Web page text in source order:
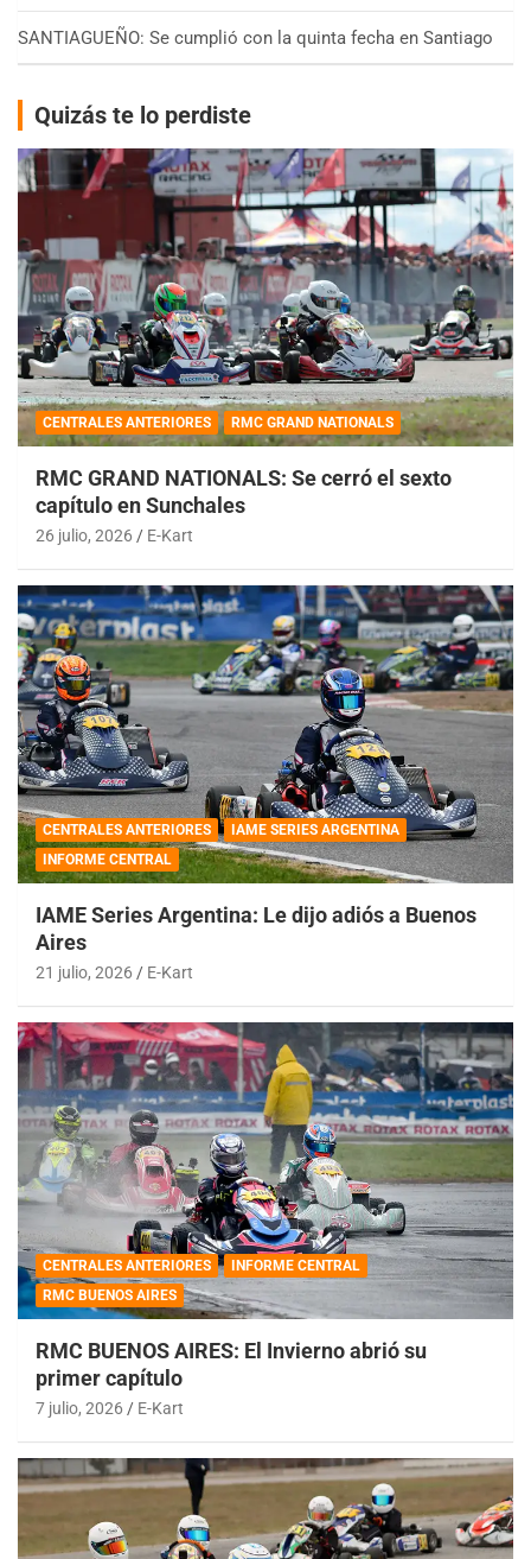
SANTIAGUEÑO: Se cumplió con la quinta fecha en Santiago
Quizás te lo perdiste
CENTRALES ANTERIORES RMC GRAND NATIONALS
RMC GRAND NATIONALS: Se cerró el sexto
capítulo en Sunchales
26 julio, 2026 E-Kart
CENTRALES ANTERIORES
IAME SERIES ARGENTINA
INFORME CENTRAL
IAME Series Argentina: Le dijo adiós a Buenos
Aires
21 julio, 2026 E-Kart
CENTRALES ANTERIORES
INFORME CENTRAL
RMC BUENOS AIRES
RMC BUENOS AIRES: El Invierno abrió su
primer capítulo
7 julio, 2026 E-Kart